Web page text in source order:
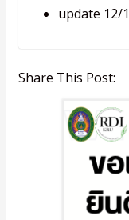
update 12/
Share This Post: